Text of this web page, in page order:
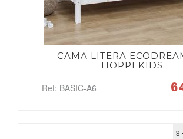
CAMA LITERA
HOPPEKIDS
Ref: BASIC-A6
3